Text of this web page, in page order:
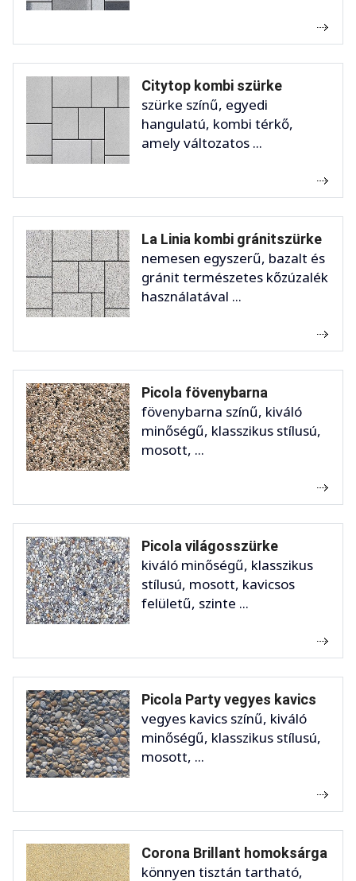
Citytop kombi szürke
szürke színű, egyedi
hangulatú, kombi térkő,
amely változatos ...
La Linia kombi gránitszürke
nemesen egyszerű, bazalt és
gránit természetes kőzúzalék
használatával ...
Picola fövenybarna
fövenybarna színű, kiváló
minőségű, klasszikus stílusú,
mosott, ...
Picola világosszürke
kiváló minőségű, klasszikus
stílusú, mosott, kavicsos
felületű, szinte ...
Picola Party vegyes kavics
vegyes kavics színű, kiváló
minőségű, klasszikus stílusú,
mosott, ...
Corona Brillant homoksárga
könnyen tisztán tartható,